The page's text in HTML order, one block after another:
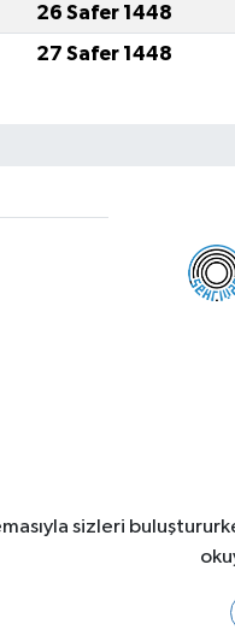
26 Safer 1448
27 Safer 1448
sizleri